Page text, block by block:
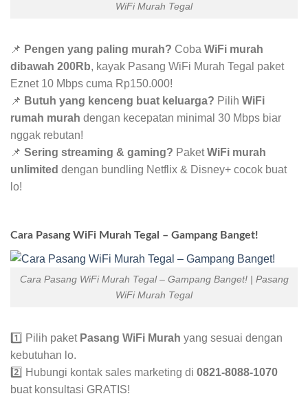
WiFi Murah Tegal
📌 Pengen yang paling murah? Coba WiFi murah
dibawah 200Rb, kayak Pasang WiFi Murah Tegal paket
Eznet 10 Mbps cuma Rp150.000!
📌 Butuh yang kenceng buat keluarga? Pilih WiFi
rumah murah dengan kecepatan minimal 30 Mbps biar
nggak rebutan!
📌 Sering streaming & gaming? PaketWiFi murah
unlimited dengan bundling Netflix & Disney+ cocok buat
lo!
Cara Pasang WiFi Murah Tegal – Gampang Banget!
Cara Pasang WiFi Murah Tegal – Gampang Banget! | Pasang
WiFi Murah Tegal
1️⃣ Pilih paket Pasang WiFi Murah yang sesuai dengan
kebutuhan lo.
2️⃣ Hubungi kontak sales marketing di 0821-8088-1070
buat konsultasi GRATIS!